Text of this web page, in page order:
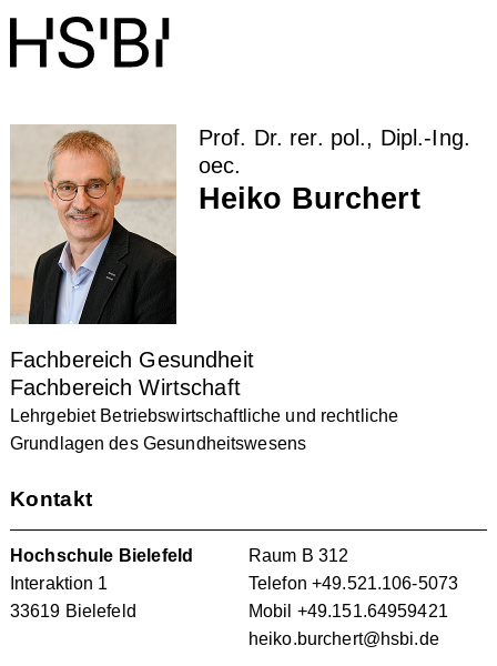
Prof. Dr. rer. pol., Dipl.-Ing.
oec.
Heiko Burchert
Fachbereich Gesundheit
Fachbereich Wirtschaft
Lehrgebiet Betriebswirtschaftliche und rechtliche
Grundlagen des Gesundheitswesens
Kontakt
Hochschule Bielefeld
Interaktion 1
33619 Bielefeld
Raum B 312
Telefon+49.521.106-5073
Mobil +49.151.64959421
heiko.burchert@hsbi.de